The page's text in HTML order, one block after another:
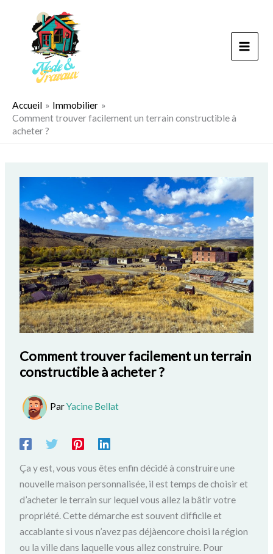
Accueil
Immobilier
Comment trouver facilement un terrain constructible à
acheter ?
Comment trouver facilement un terrain
constructible à acheter ?
ParYacine Bellat
Ça y est, vous vous êtes enfin décidé à construire une
nouvelle maison personnalisée, il est temps de choisir et
d’acheter le terrain sur lequel vous allez la bâtir votre
propriété. Cette démarche est souvent difficile et
accablante si vous n’avez pas déjàencore choisi la région
ou la ville dans laquelle vous allez construire. Pour